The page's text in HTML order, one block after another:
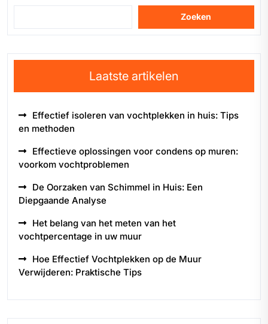
Zoeken
Laatste artikelen
Effectief isoleren van vochtplekken in huis: Tips
en methoden
Effectieve oplossingen voor condens op muren:
voorkom vochtproblemen
De Oorzaken van Schimmel in Huis: Een
Diepgaande Analyse
Het belang van het meten van het
vochtpercentage in uw muur
Hoe Effectief Vochtplekken op de Muur
Verwijderen: Praktische Tips